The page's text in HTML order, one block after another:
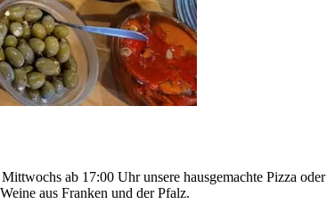
ab 17:00 Uhr unsere hausgemachte Pizza
aus Franken und der Pfalz.